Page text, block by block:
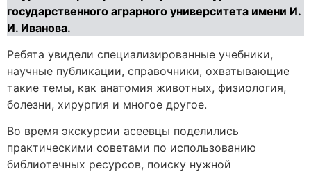
государственного аграрного университета имени И.
И. Иванова.
Ребята увидели специализированные учебники,
научные публикации, справочники, охватывающие
такие темы, как анатомия животных, физиология,
болезни, хирургия и многое другое.
Во время экскурсии асеевцы поделились
практическими советами по использованию
библиотечных ресурсов, поиску нужной